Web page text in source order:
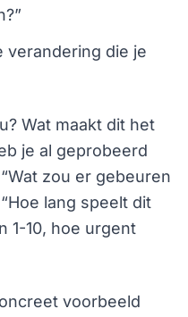
verandering die je
Wat maakt dit het
je al geprobeerd
zou er gebeuren
lang speelt dit
1-10, hoe urgent
voorbeeld